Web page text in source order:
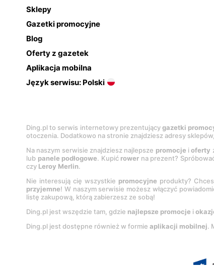
Sklepy
Gazetki promocyjne
Blog
Oferty z gazetek
Aplikacja mobilna
Język serwisu: Polski
Ding.pl to serwis internetowy prezentującygazetki
otoczenia. Dodatkowo na stronie znajdziesz adresy
Na naszym serwisie znajdziesz najlepsze promocje ioferty
lub panele podłogowe. Kupić rower na prezent?
czy Leroy Merlin.
Nie interesują cię wszystkie promocyjne produkty?
przyjemne! W naszym serwisie możesz włączyć
listę zakupową, którą zabierzesz ze sobą!
Ding.pl jest wszędzie tam, gdzie najlepsze promocje i
Ding.pl jest dostępne również w formie aplikacji mobilnej.